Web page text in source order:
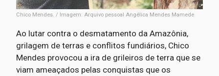
Chico Mendes. / Imagem: Arquivo pessoal Angélica Mendes Mamede
Ao lutar contra o desmatamento da Amazônia,
grilagem de terras e conflitos fundiários, Chico
Mendes provocou a ira de grileiros de terra que se
viam ameaçados pelas conquistas que os